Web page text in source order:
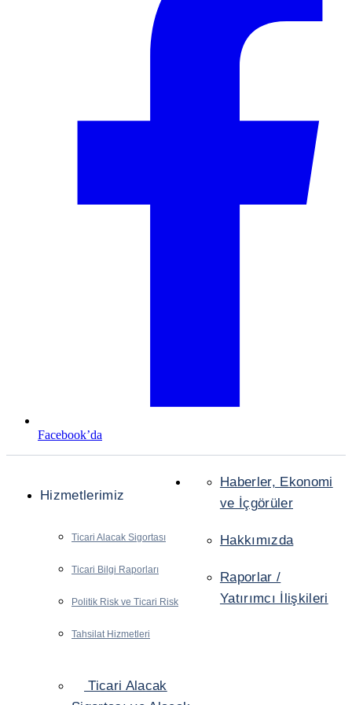
Facebook’da
Hizmetlerimiz
Ticari Alacak Sigortası
Ticari Bilgi Raporları
Politik Risk ve Ticari Risk
Tahsilat Hizmetleri
Haberler, Ekonomi
ve İçgörüler
Hakkımızda
Raporlar /
Yatırımcı İlişkileri
Ticari Alacak